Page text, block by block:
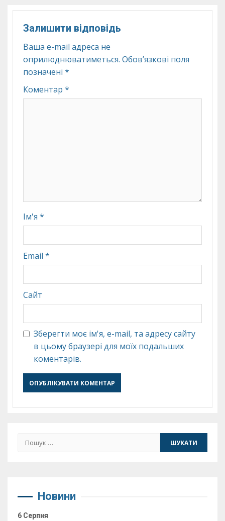
Залишити відповідь
Ваша e-mail адреса не
оприлюднюватиметься. Обов’язкові поля
позначені *
Коментар *
Ім'я *
Email *
Сайт
Зберегти моє ім'я, e-mail, та адресу сайту
в цьому браузері для моїх подальших
коментарів.
Пошук:
Новини
6 Серпня